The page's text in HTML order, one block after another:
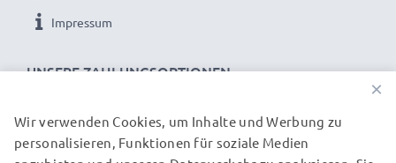
UNSERE ZAHLUNGSOPTIONEN
Impressum
×
Wir verwenden Cookies, um Inhalte und Werbung zu
personalisieren, Funktionen für soziale Medien